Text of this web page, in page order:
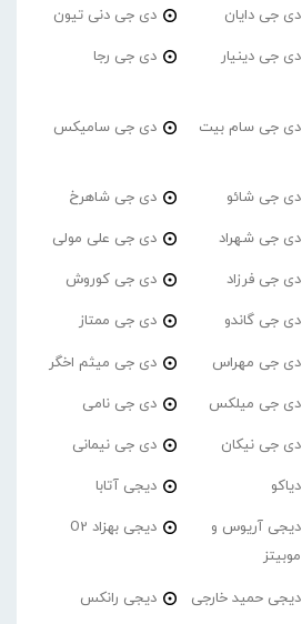
دی جی دایان دی جی دنی تیون
دی جی دینیار دی جی رجا
دی جی سام بیت دی جی سامیکس
دی جی شائو دی جی شاهرخ
دی جی شهراد دی جی علی مولی
دی جی فرزاد دی جی کوروش
دی جی گاندو دی جی ممتاز
دی جی مهراس دی جی میثم اخگر
دی جی میلکس دی جی نامی
دی جی نیکان دی جی نیمانی
دیاکو دیجی آتابا
دیجی آریوس و
موبیتز
دیجی بهزاد O2
دیجی حمید خارجی دیجی رانکس